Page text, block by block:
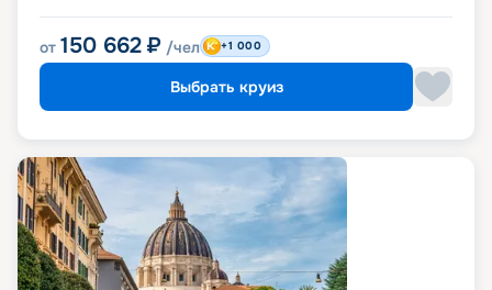
от 150 662 ₽ /чел +1 000
Выбрать круиз